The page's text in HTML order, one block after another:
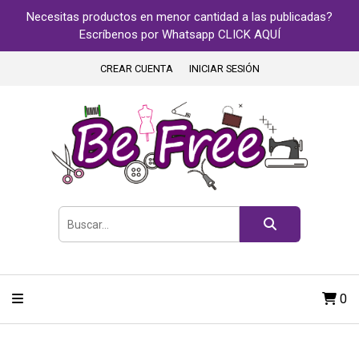
Necesitas productos en menor cantidad a las publicadas?
Escríbenos por Whatsapp CLICK AQUÍ
CREAR CUENTA INICIAR SESIÓN
0